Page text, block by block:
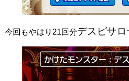
今回もやはり21回分デスピサロ